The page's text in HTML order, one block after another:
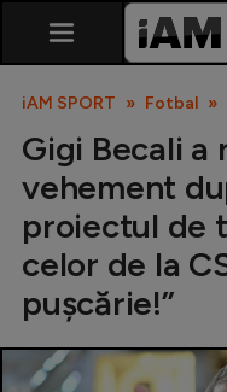
Liga 2
iAM SPORT Fotbal
Gigi Becali a
vehement
proiectul de
celor de la
pușcărie!”